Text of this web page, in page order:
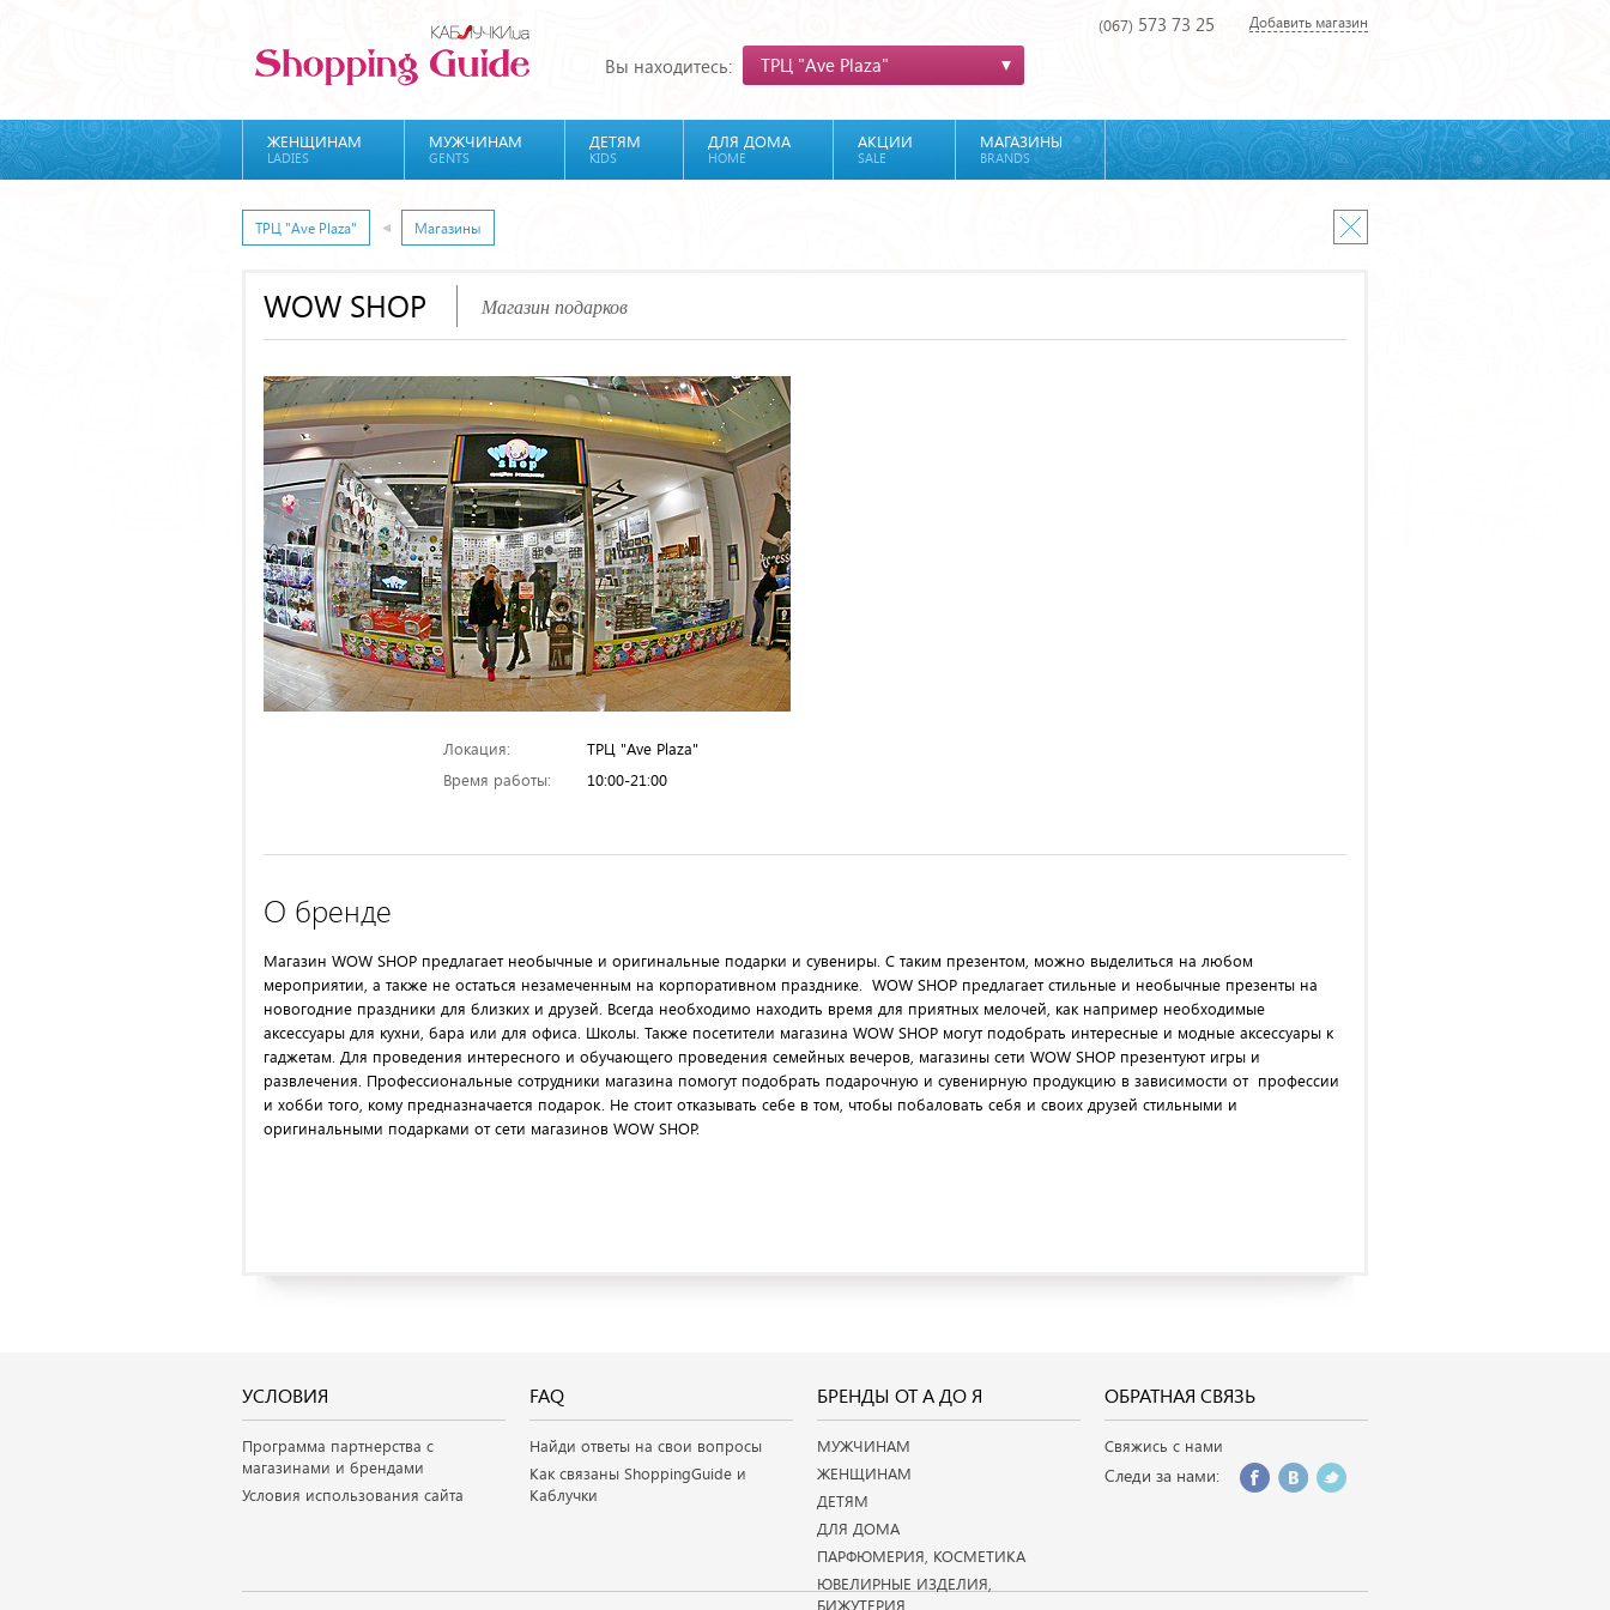
Вы находитесь: ТРЦ "Ave Plaza"
(067) 573 73 25 Добавить магазин
ЖЕНЩИНАМ
LADIES
МУЖЧИНАМ
GENTS
ДЕТЯМ
KIDS
ДЛЯ ДОМА
HOME
АКЦИИ
SALE
МАГАЗИНЫ
BRANDS
ТРЦ "Ave Plaza" Магазины
WOW SHOP Магазин подарков
Локация:
ТРЦ "Ave Plaza"
Время работы:
10:00-21:00
О бренде
Магазин WOW SHOP предлагает необычные и оригинальные подарки и сувениры. С таким презентом, можно выделиться на любом
мероприятии, а также не остаться незамеченным на корпоративном празднике. WOW SHOP предлагает стильные и необычные презенты на
новогодние праздники для близких и друзей. Всегда необходимо находить время для приятных мелочей, как например необходимые
аксессуары для кухни, бара или для офиса. Школы. Также посетители магазина WOW SHOP могут подобрать интересные и модные аксессуары к
гаджетам. Для проведения интересного и обучающего проведения семейных вечеров, магазины сети WOW SHOP презентуют игры и
развлечения. Профессиональные сотрудники магазина помогут подобрать подарочную и сувенирную продукцию в зависимости от профессии
и хобби того, кому предназначается подарок. Не стоит отказывать себе в том, чтобы побаловать себя и своих друзей стильными и
оригинальными подарками от сети магазинов WOW SHOP.
УСЛОВИЯ
Программа партнерства с
магазинами и брендами
Условия использования сайта
FAQ
Найди ответы на свои вопросы
Как связаны ShoppingGuide и
Каблучки
БРЕНДЫ ОТ А ДО Я
МУЖЧИНАМ
ЖЕНЩИНАМ
ДЕТЯМ
ДЛЯ ДОМА
ПАРФЮМЕРИЯ, КОСМЕТИКА
ЮВЕЛИРНЫЕ ИЗДЕЛИЯ,
БИЖУТЕРИЯ
ОБРАТНАЯ СВЯЗЬ
Свяжись с нами
Следи за нами: